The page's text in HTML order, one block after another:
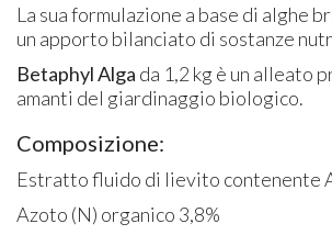
La sua formulazione a base di alghe
un apporto bilanciato di sostanze
Betaphyl Alga da 1,2 kg è un alleato
amanti del giardinaggio biologico.
Composizione:
Estratto fluido di lievito contenente
Azoto (N) organico 3,8%